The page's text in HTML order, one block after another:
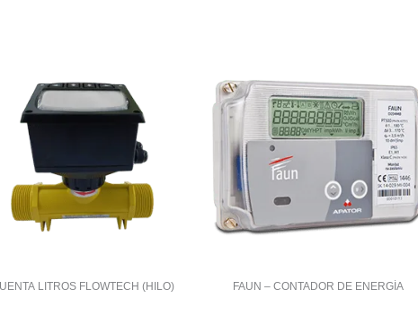
LITROS FLOWTECH (HILO) FAUN – CONTADOR DE ENERGÍA